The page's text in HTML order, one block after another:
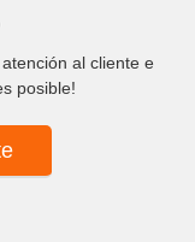
al cliente e
posible!